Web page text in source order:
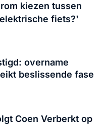
kiezen tussen
fiets?'
overname
beslissende fase
Coen Verberkt op